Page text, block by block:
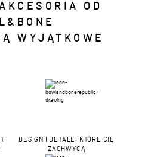
OD
WYJĄTKOWE
DESIGN I DETALE, KTÓRE CIĘ
ZACHWYCĄ